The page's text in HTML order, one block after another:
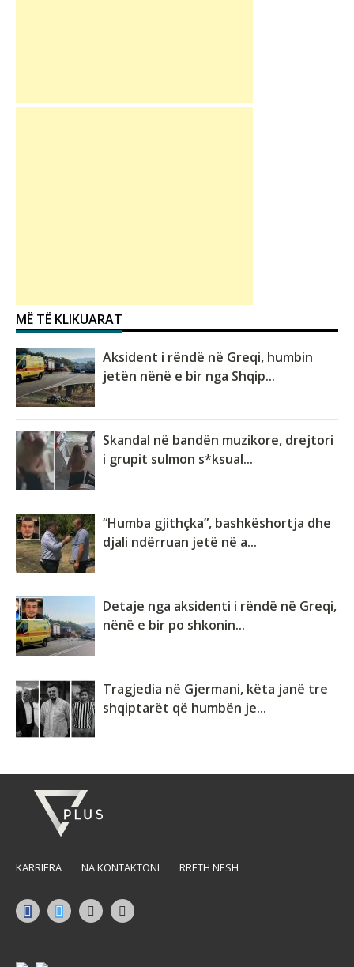
MË TË KLIKUARAT
Aksident i rëndë në Greqi, humbin
jetën nënë e bir nga Shqip...
Skandal në bandën muzikore, drejtori
i grupit sulmon s*ksual...
“Humba gjithçka”, bashkëshortja dhe
djali ndërruan jetë në a...
Detaje nga aksidenti i rëndë në Greqi,
nënë e bir po shkonin...
Tragjedia në Gjermani, këta janë tre
shqiptarët që humbën je...
KARRIERA NA KONTAKTONI RRETH NESH